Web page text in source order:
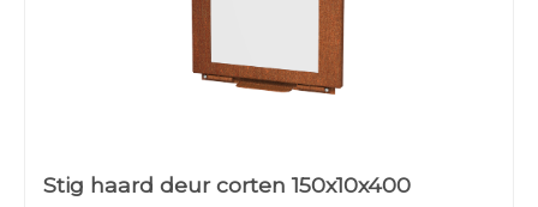
Stig haard deur corten 150x10x400